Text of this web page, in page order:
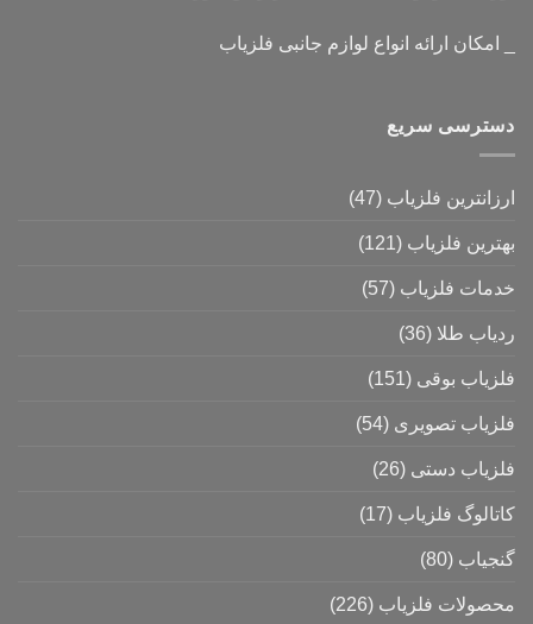
_ امکان ارائه انواع لوازم جانبی فلزیاب
دسترسی سریع
ارزانترین فلزیاب (47)
بهترین فلزیاب (121)
خدمات فلزیاب (57)
ردیاب طلا (36)
فلزیاب بوقی (151)
فلزیاب تصویری (54)
فلزیاب دستی (26)
کاتالوگ فلزیاب (17)
گنجیاب (80)
محصولات فلزیاب (226)